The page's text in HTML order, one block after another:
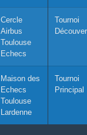
Cercle
Airbus
Toulouse
Echecs
Tournoi
Maison des
Echecs
Toulouse
Lardenne
Tournoi
Principal